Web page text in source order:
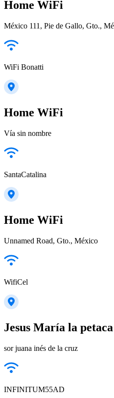
Home WiFi
México 111, Pie de Gallo, Gto.,
WiFi Bonatti
Home WiFi
Vía sin nombre
SantaCatalina
Home WiFi
Unnamed Road, Gto., México
WifiCel
Jesus María la petaca
sor juana inés de la cruz
INFINITUM55AD